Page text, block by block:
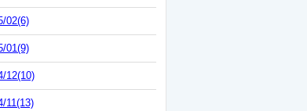
02(6)
01(9)
12(10)
11(13)